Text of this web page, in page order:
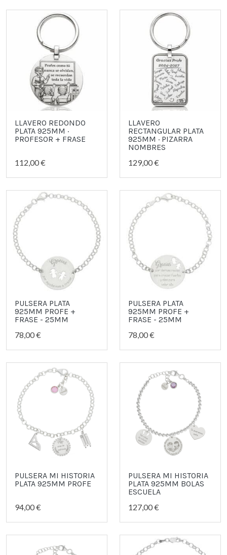
LLAVERO REDONDO
PLATA 925MM ·
PROFESOR + FRASE
112,00 €
LLAVERO
RECTANGULAR PLATA
925MM · PIZARRA
NOMBRES
129,00 €
PULSERA PLATA
925MM PROFE +
FRASE - 25MM
78,00 €
PULSERA PLATA
925MM PROFE +
FRASE - 25MM
78,00 €
PULSERA MI HISTORIA
PLATA 925MM PROFE
94,00 €
PULSERA MI HISTORIA
PLATA 925MM BOLAS
ESCUELA
127,00 €